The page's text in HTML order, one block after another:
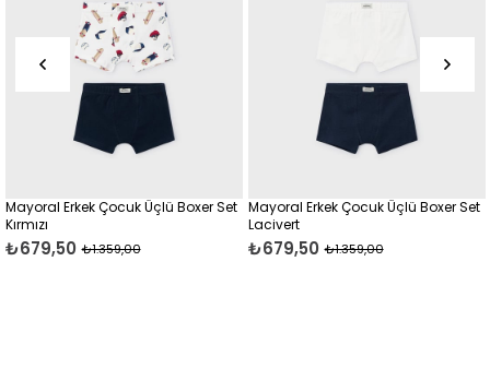
Erkek Çocuk Üçlü Boxer Set
₺1.359,00
Mayoral Erkek Çocuk Üçlü Boxer Set
Lacivert
₺679,50 ₺1.359,00